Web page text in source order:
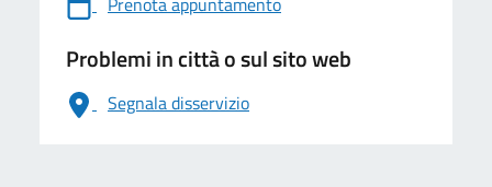
Problemi in città o sul sito web
Segnala disservizio